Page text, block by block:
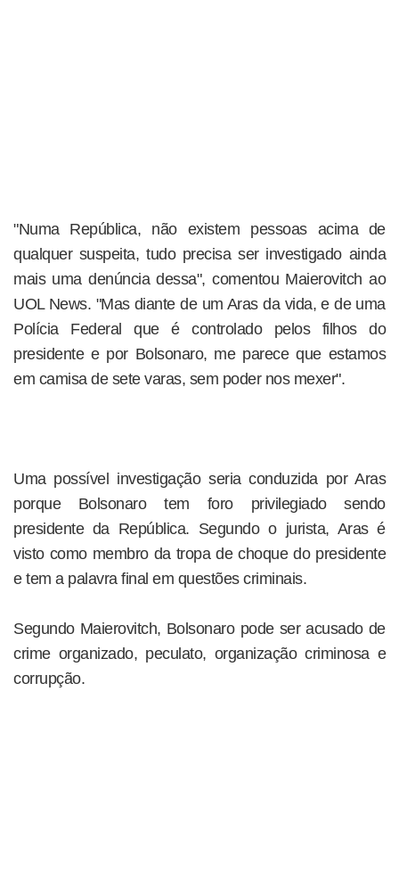
"Numa República, não existem pessoas acima de
qualquer suspeita, tudo precisa ser investigado ainda
mais uma denúncia dessa", comentou Maierovitch ao
UOL News. "Mas diante de um Aras da vida, e de uma
Polícia Federal que é controlado pelos filhos do
presidente e por Bolsonaro, me parece que estamos
em camisa de sete varas, sem poder nos mexer".
Uma possível investigação seria conduzida por Aras
porque Bolsonaro tem foro privilegiado sendo
presidente da República. Segundo o jurista, Aras é
visto como membro da tropa de choque do presidente
e tem a palavra final em questões criminais.
Segundo Maierovitch, Bolsonaro pode ser acusado de
crime organizado, peculato, organização criminosa e
corrupção.